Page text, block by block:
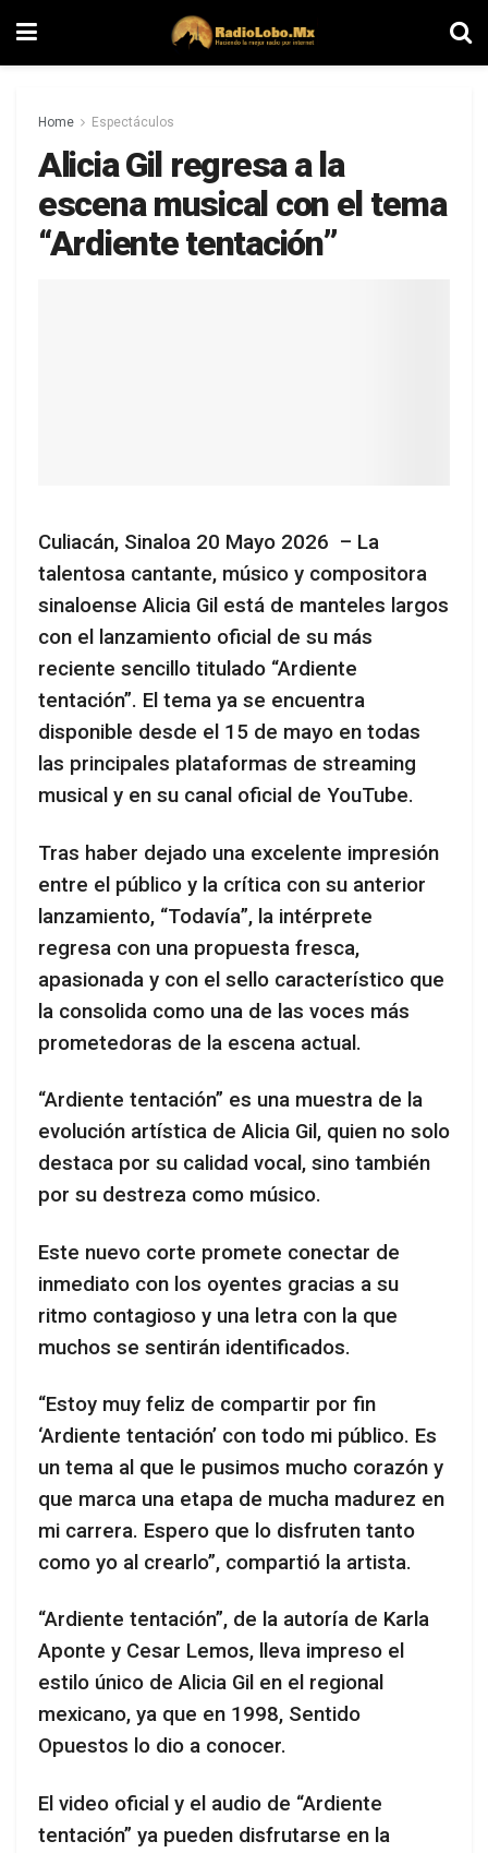
Home Espectáculos
Alicia Gil regresa a la
escena musical con el tema
“Ardiente tentación”
Culiacán, Sinaloa 20 Mayo 2026 – La
talentosa cantante, músico y compositora
sinaloense Alicia Gil está de manteles largos
con el lanzamiento oficial de su más
reciente sencillo titulado “Ardiente
tentación”. El tema ya se encuentra
disponible desde el 15 de mayo en todas
las principales plataformas de streaming
musical y en su canal oficial de YouTube.
Tras haber dejado una excelente impresión
entre el público y la crítica con su anterior
lanzamiento, “Todavía”, la intérprete
regresa con una propuesta fresca,
apasionada y con el sello característico que
la consolida como una de las voces más
prometedoras de la escena actual.
“Ardiente tentación” es una muestra de la
evolución artística de Alicia Gil, quien no solo
destaca por su calidad vocal, sino también
por su destreza como músico.
Este nuevo corte promete conectar de
inmediato con los oyentes gracias a su
ritmo contagioso y una letra con la que
muchos se sentirán identificados.
“Estoy muy feliz de compartir por fin
‘Ardiente tentación’ con todo mi público. Es
un tema al que le pusimos mucho corazón y
que marca una etapa de mucha madurez en
mi carrera. Espero que lo disfruten tanto
como yo al crearlo”, compartió la artista.
“Ardiente tentación”, de la autoría de Karla
Aponte y Cesar Lemos, lleva impreso el
estilo único de Alicia Gil en el regional
mexicano, ya que en 1998, Sentido
Opuestos lo dio a conocer.
El video oficial y el audio de “Ardiente
tentación” ya pueden disfrutarse en la